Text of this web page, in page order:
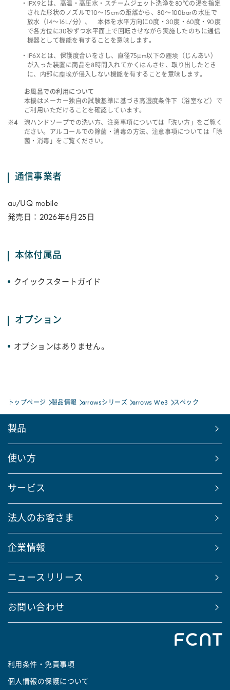
IPX9とは、高温・高圧水・スチームジェット洗浄を80℃の湯を指定
された形状のノズルで10～15cmの距離から、80～100barの水圧で
放水（14～16L/分）、 本体を水平方向に0度・30度・60度・90度
で各方位に30秒ずつ水平面上で回転させながら実施したのちに通信
機器として機能を有することを意味します。
IP6Xとは、保護度合いをさし、直径75μm以下の塵埃（じんあい）
が入った装置に商品を8時間入れてかくはんさせ、取り出したとき
に、内部に塵埃が侵入しない機能を有することを意味します。
お風呂での利用について
本機はメーカー独自の試験基準に基づき高湿度条件下（浴室など）で
ご利用いただけることを確認しています。
※4
泡ハンドソープでの洗い方、注意事項については「洗い方」をご覧く
ださい。アルコールでの除菌・消毒の方法、注意事項については「除
菌・消毒」をご覧ください。
通信事業者
au/UQ mobile
発売日：2026年6月25日
本体付属品
クイックスタートガイド
オプション
オプションはありません。
トップページ 製品情報 arrowsシリーズ arrows We3 スペック
製品
使い方
サービス
法人のお客さま
企業情報
ニュースリリース
お問い合わせ
利用条件・免責事項
個人情報の保護について